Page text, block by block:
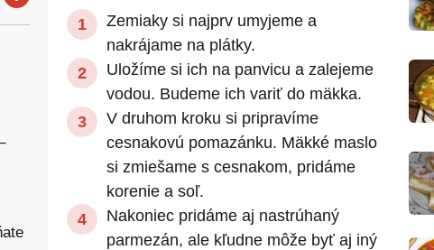
Zemiaky si najprv umyjeme a
nakrájame na plátky.
Uložíme si ich na panvicu a zalejeme
vodou. Budeme ich variť do mäkka.
V druhom kroku si pripravíme
cesnakovú pomazánku. Mäkké maslo
si zmiešame s cesnakom, pridáme
korenie a soľ.
Nakoniec pridáme aj nastrúhaný
parmezán, ale kľudne môže byť aj iný